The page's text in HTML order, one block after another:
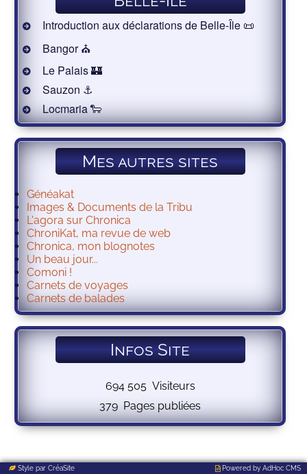
Introduction aux déclarations de Belle-Île 📜
Bangor ⛪️
Le Palais 🏰
Sauzon ⚓️
Locmaria 🐑
Mes autres sites
Généakat
Images & Documents de la Tribu
L'agora sur Chronica
ChroniKat, ma revue de web
Chronica, mon blognotes
Un beau jour...
Comoni !
Carnets de voyages
Carnets de balades
Infos Site
Style par CréaSite Powered byAdHoc CMS